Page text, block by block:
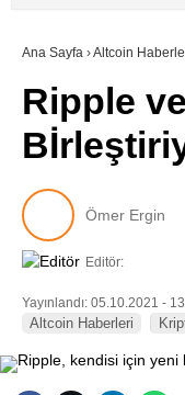
SÖZLÜK
Ana Sayfa ›Altcoin
Ripple
Ömer Ergin
Editör:
Yayınlandı: 05.10.2021 -
Altcoin Haberleri